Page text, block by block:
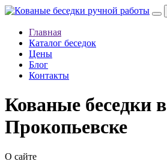
Главная
Каталог беседок
Цены
Блог
Контакты
Кованые беседки в
Прокопьевске
О сайте